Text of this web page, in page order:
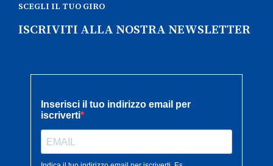
SCEGLI IL TUO GIRO
ISCRIVITI ALLA NOSTRA NEWSLETTER